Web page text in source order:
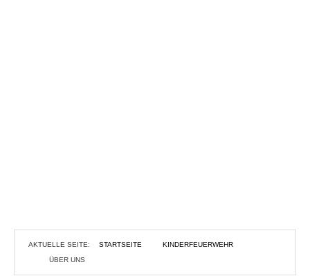
AKTUELLE SEITE: STARTSEITE
KINDERFEUERWEHR
ÜBER UNS